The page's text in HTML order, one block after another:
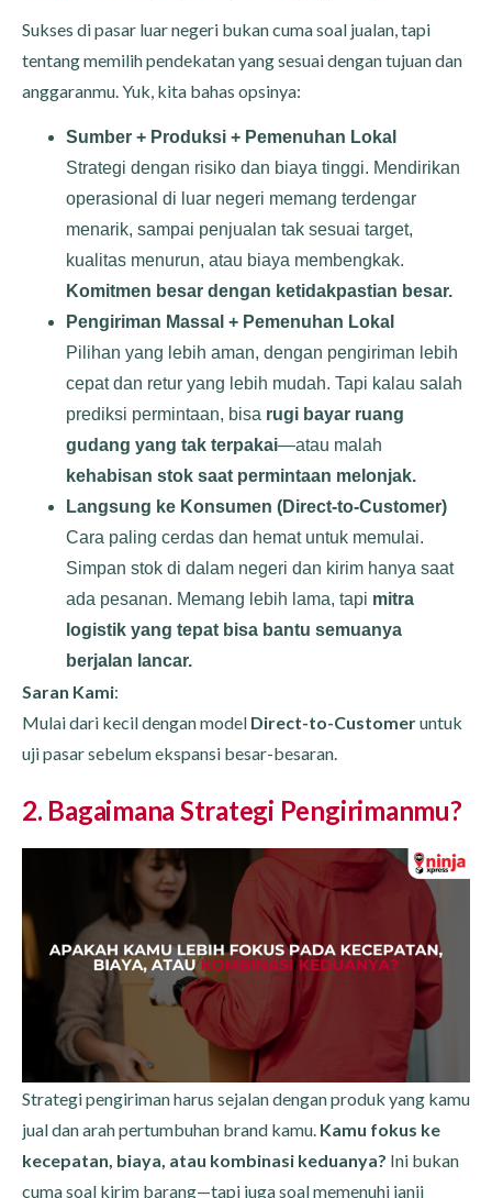
Sukses di pasar luar negeri bukan cuma soal jualan, tapi
tentang memilih pendekatan yang sesuai dengan tujuan dan
anggaranmu. Yuk, kita bahas opsinya:
Sumber + Produksi + Pemenuhan Lokal
Strategi dengan risiko dan biaya tinggi. Mendirikan
operasional di luar negeri memang terdengar
menarik, sampai penjualan tak sesuai target,
kualitas menurun, atau biaya membengkak.
Komitmen besar dengan ketidakpastian besar.
Pengiriman Massal + Pemenuhan Lokal
Pilihan yang lebih aman, dengan pengiriman lebih
cepat dan retur yang lebih mudah. Tapi kalau salah
prediksi permintaan, bisa rugi bayar ruang
gudang yang tak terpakai—atau malah
kehabisan stok saat permintaan melonjak.
Langsung ke Konsumen (Direct-to-Customer)
Cara paling cerdas dan hemat untuk memulai.
Simpan stok di dalam negeri dan kirim hanya saat
ada pesanan. Memang lebih lama, tapi mitra
logistik yang tepat bisa bantu semuanya
berjalan lancar.
Saran Kami:
Mulai dari kecil dengan model Direct-to-Customeruntuk
uji pasar sebelum ekspansi besar-besaran.
2. Bagaimana Strategi Pengirimanmu?
Strategi pengiriman harus sejalan dengan produk yang kamu
jual dan arah pertumbuhan brand kamu. Kamu fokus ke
kecepatan, biaya, atau kombinasi keduanya? Ini bukan
cuma soal kirim barang—tapi juga soal memenuhi janji